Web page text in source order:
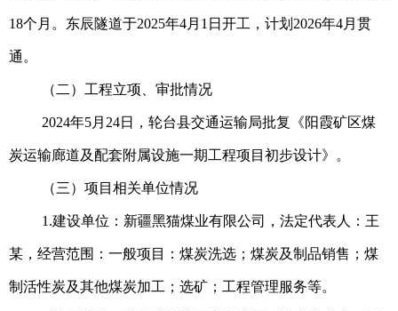
18个月。东辰隧道于2025年4月1日开工，计划2026年4月贯
通。
（二）工程立项、审批情况
2024年5月24日，轮台县交通运输局批复《阳霞矿区煤
炭运输廊道及配套附属设施一期工程项目初步设计》。
（三）项目相关单位情况
1.建设单位：新疆黑猫煤业有限公司，法定代表人：王
某，经营范围：一般项目：煤炭洗选；煤炭及制品销售；煤
制活性炭及其他煤炭加工；选矿；工程管理服务等。